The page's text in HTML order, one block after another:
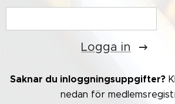
Logga in
Saknar du inloggningsuppgifter?
nedan för